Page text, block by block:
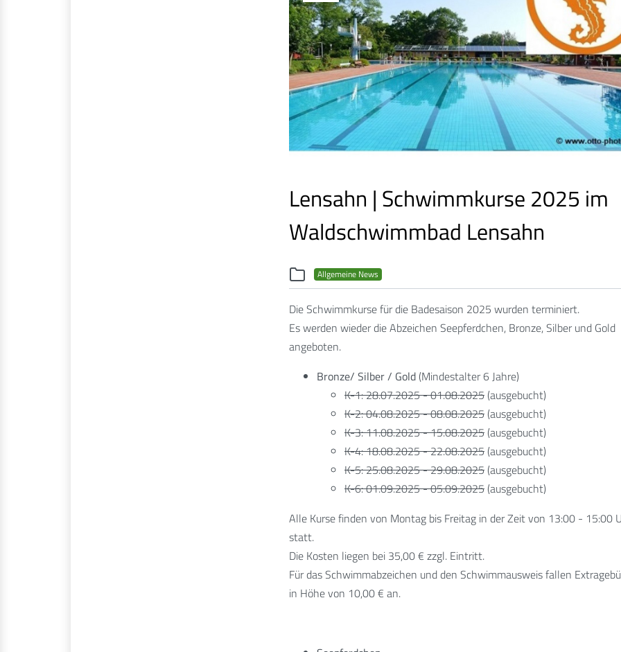
Lensahn | Schwimmkurse 2025 im
Waldschwimmbad Lensahn
Allgemeine News
Die Schwimmkurse für die Badesaison 2025 wurden terminiert.
Es werden wieder die Abzeichen Seepferdchen, Bronze, Silber und Gold
angeboten.
Bronze/ Silber / Gold (Mindestalter 6 Jahre)
K-1: 28.07.2025 - 01.08.2025 (ausgebucht)
K-2: 04.08.2025 - 08.08.2025 (ausgebucht)
K-3: 11.08.2025 - 15.08.2025 (ausgebucht)
K-4: 18.08.2025 - 22.08.2025 (ausgebucht)
K-5: 25.08.2025 - 29.08.2025 (ausgebucht)
K-6: 01.09.2025 - 05.09.2025 (ausgebucht)
Alle Kurse finden von Montag bis Freitag in der Zeit von 13:00 - 15:00
statt.
Die Kosten liegen bei 35,00 € zzgl. Eintritt.
Für das Schwimmabzeichen und den Schwimmausweis fallen
in Höhe von 10,00 € an.